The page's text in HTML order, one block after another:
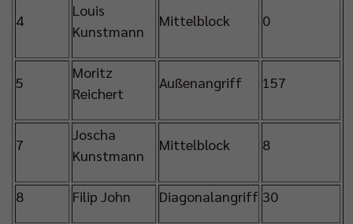
4
Louis
Kunstmann
Mittelblock 0
5
Moritz
Reichert
Außenangriff 157
7
Joscha
Kunstmann
Mittelblock 8
8 Filip John Diagonalangriff 30